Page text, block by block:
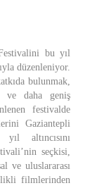
bu yıl
düzenleniyor.
bulunmak,
ve daha geniş
festivalde
Gaziantepli
altıncısını
seçkisi,
ve uluslararası
filmlerinden